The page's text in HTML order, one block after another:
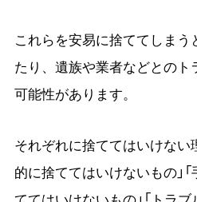
これらを安易に捨ててしま
たり、遺族や業者などとの
可能性があります。
それぞれに捨ててはいけない
的に捨ててはいけないもの」